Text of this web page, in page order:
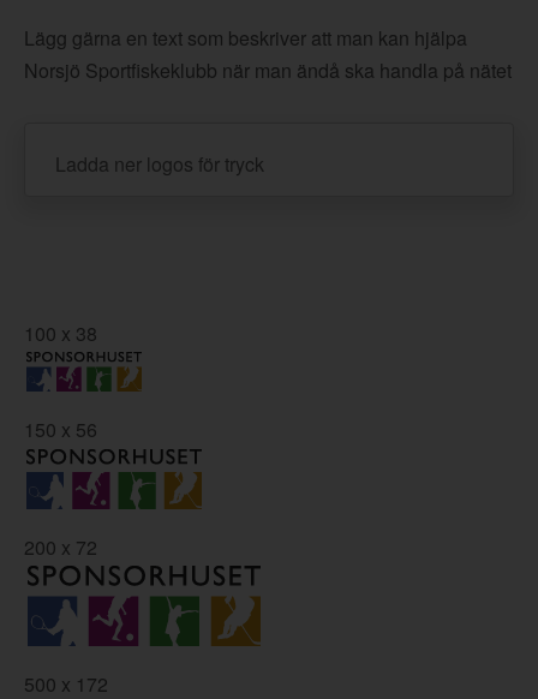
Lägg gärna en text som beskriver att man kan hjälpa
Norsjö Sportfiskeklubb när man ändå ska handla på nätet
Ladda ner logos för tryck
100 x 38
150 x 56
200 x 72
500 x 172